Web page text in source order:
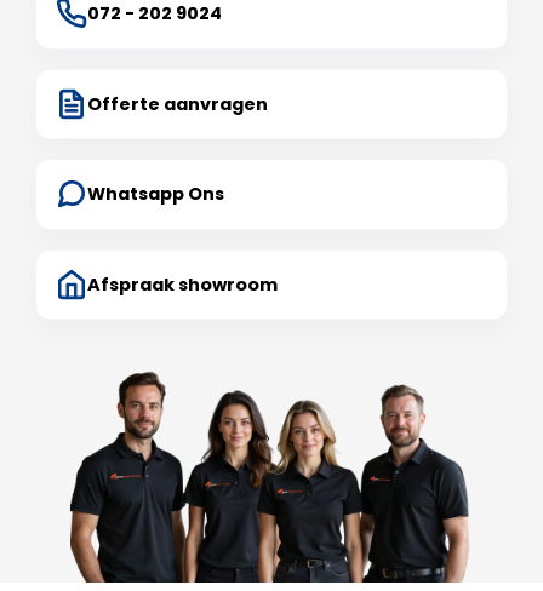
072 - 202 9024
Offerte aanvragen
Whatsapp Ons
Afspraak showroom